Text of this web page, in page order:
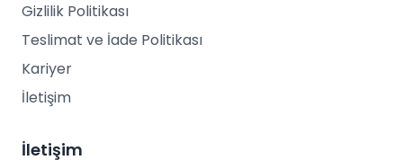
Gizlilik Politikası
Teslimat ve İade Politikası
Kariyer
İletişim
İletişim